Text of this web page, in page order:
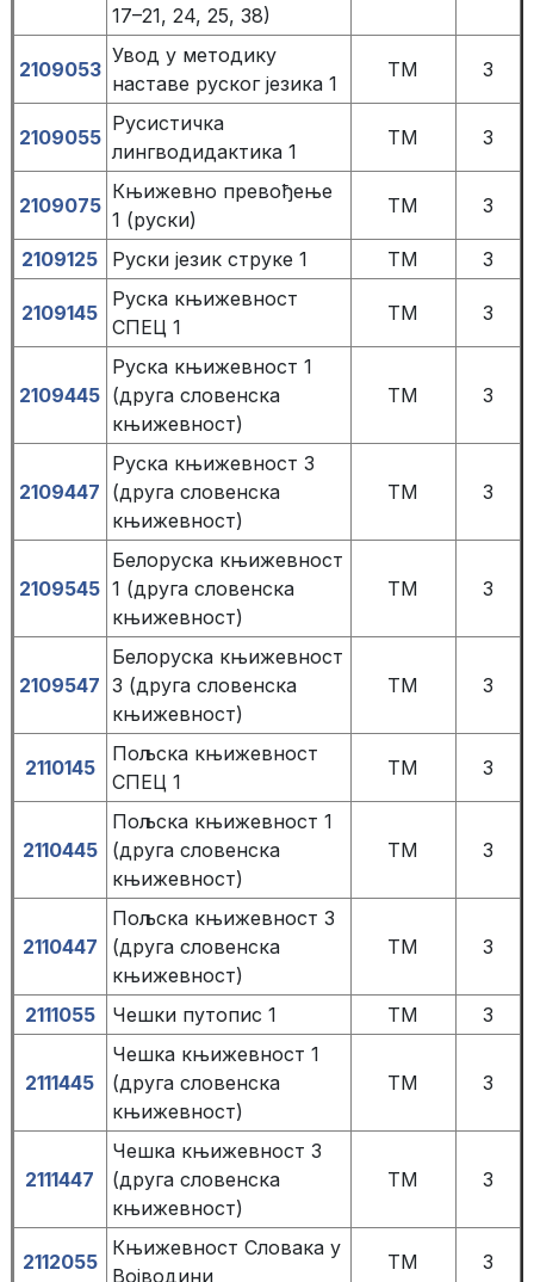
17–21, 24, 25, 38)
2109053
Увод у методику
наставе руског језика 1
TM 3
2109055
Русистичка
лингводидактика 1
TM 3
2109075
Књижевно превођење
1 (руски)
TM 3
2109125 Руски језик струке 1 TM 3
2109145
Руска књижевност
СПЕЦ 1
TM 3
2109445
Руска књижевност 1
(друга словенска
књижевност)
TM 3
2109447
Руска књижевност 3
(друга словенска
књижевност)
TM 3
2109545
Белоруска књижевност
1 (друга словенска
књижевност)
TM 3
2109547
Белоруска књижевност
3 (друга словенска
књижевност)
TM 3
2110145
Пољска књижевност
СПЕЦ 1
TM 3
2110445
Пољска књижевност 1
(друга словенска
књижевност)
TM 3
2110447
Пољска књижевност 3
(друга словенска
књижевност)
TM 3
2111055 Чeшки путопис 1 TM 3
2111445
Чешка књижевност 1
(друга словенска
књижевност)
TM 3
2111447
Чешка књижевност 3
(друга словенска
књижевност)
TM 3
2112055
Књижевност Словака у
Војводини
TM 3